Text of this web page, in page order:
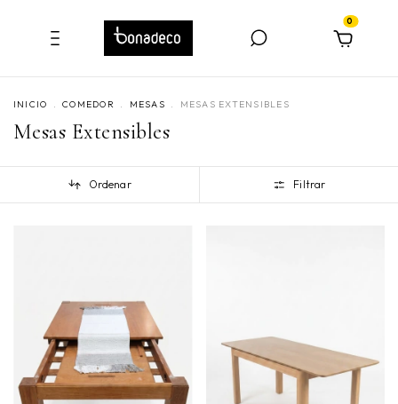
0
INICIO . COMEDOR . MESAS . MESAS EXTENSIBLES
Mesas Extensibles
Ordenar Filtrar